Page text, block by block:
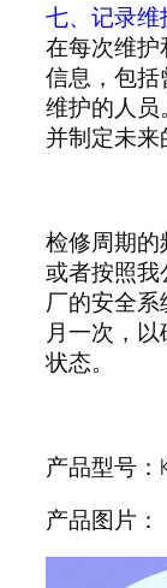
七、记录维
在每次维护
信息，包
维护的人员
并制定未来
检修周期
或者按照
厂的安全
月一次，
状态。
产品型号：
产品图片：